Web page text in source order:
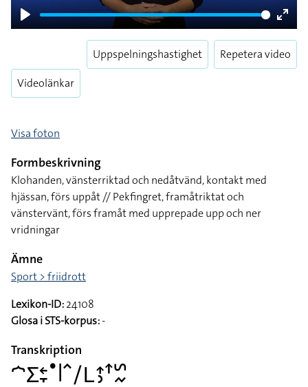
Play
Enter
Videolänkar
Uppspelningshastighet Repetera video
Visa foton
Formbeskrivning
Klohanden, vänsterriktad och nedåtvänd, kontakt med
hjässan, förs uppåt // Pekfingret, framåtriktat och
vänstervänt, förs framåt med upprepade upp och ner
vridningar
Ämne
Sport > friidrott
Lexikon-ID:24108
Glosa i STS-korpus:-
Transkription
􌤀􌤥􌥓􌥙􌤟􌥼􌥦􌥠􌥈􌤴􌤶􌦃􌥲􌦌